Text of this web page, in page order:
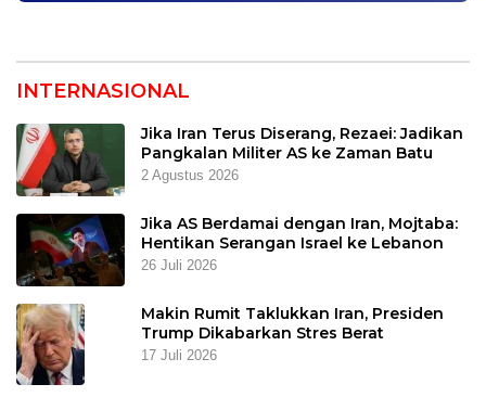
INTERNASIONAL
Jika Iran Terus Diserang, Rezaei: Jadikan
Pangkalan Militer AS ke Zaman Batu
2 Agustus 2026
Jika AS Berdamai dengan Iran, Mojtaba:
Hentikan Serangan Israel ke Lebanon
26 Juli 2026
Makin Rumit Taklukkan Iran, Presiden
Trump Dikabarkan Stres Berat
17 Juli 2026